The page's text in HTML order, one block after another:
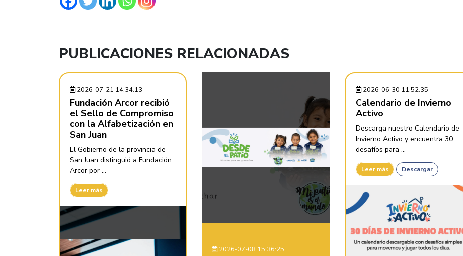
PUBLICACIONES RELACIONADAS
2026-07-21 14:34:13
Fundación Arcor recibió
el Sello de Compromiso
con la Alfabetización en
San Juan
El Gobierno de la provincia de
San Juan distinguió a Fundación
Arcor por ...
Leer más
2026-07-08 15:36:25
2026-06-30 11:52:35
Calendario de Invierno
Activo
Descarga nuestro Calendario de
Invierno Activo y encuentra 30
desafíos para ...
Leer más Descargar